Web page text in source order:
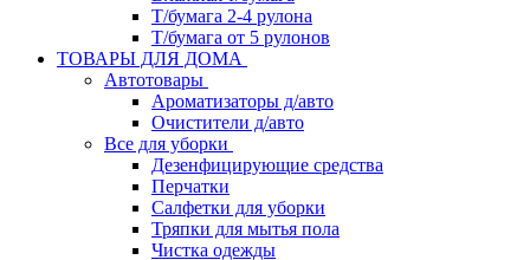
Т/бумага 2-4 рулона
Т/бумага от 5 рулонов
ТОВАРЫ ДЛЯ ДОМА
Автотовары
Ароматизаторы д/авто
Очистители д/авто
Все для уборки
Дезенфицирующие средства
Перчатки
Салфетки для уборки
Тряпки для мытья пола
Чистка одежды